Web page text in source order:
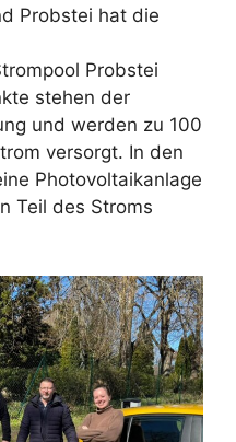
Probstei hat die
Probstei
stehen der
und werden zu 100
versorgt. In den
Photovoltaikanlage
Teil des Stroms